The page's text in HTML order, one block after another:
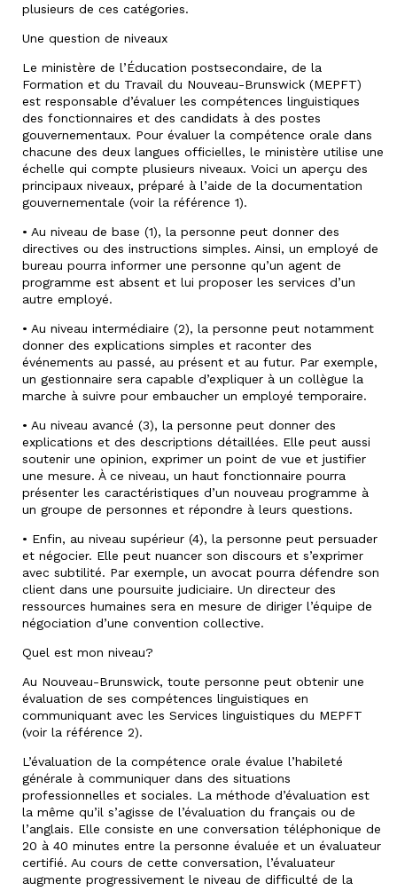
plusieurs de ces catégories.
Une question de niveaux
Le ministère de l’Éducation postsecondaire, de la
Formation et du Travail du Nouveau-Brunswick (MEPFT)
est responsable d’évaluer les compétences linguistiques
des fonctionnaires et des candidats à des postes
gouvernementaux. Pour évaluer la compétence orale dans
chacune des deux langues officielles, le ministère utilise une
échelle qui compte plusieurs niveaux. Voici un aperçu des
principaux niveaux, préparé à l’aide de la documentation
gouvernementale (voir la référence 1).
• Au niveau de base (1), la personne peut donner des
directives ou des instructions simples. Ainsi, un employé de
bureau pourra informer une personne qu’un agent de
programme est absent et lui proposer les services d’un
autre employé.
• Au niveau intermédiaire (2), la personne peut notamment
donner des explications simples et raconter des
événements au passé, au présent et au futur. Par exemple,
un gestionnaire sera capable d’expliquer à un collègue la
marche à suivre pour embaucher un employé temporaire.
• Au niveau avancé (3), la personne peut donner des
explications et des descriptions détaillées. Elle peut aussi
soutenir une opinion, exprimer un point de vue et justifier
une mesure. À ce niveau, un haut fonctionnaire pourra
présenter les caractéristiques d’un nouveau programme à
un groupe de personnes et répondre à leurs questions.
• Enfin, au niveau supérieur (4), la personne peut persuader
et négocier. Elle peut nuancer son discours et s’exprimer
avec subtilité. Par exemple, un avocat pourra défendre son
client dans une poursuite judiciaire. Un directeur des
ressources humaines sera en mesure de diriger l’équipe de
négociation d’une convention collective.
Quel est mon niveau?
Au Nouveau-Brunswick, toute personne peut obtenir une
évaluation de ses compétences linguistiques en
communiquant avec les Services linguistiques du MEPFT
(voir la référence 2).
L’évaluation de la compétence orale évalue l’habileté
générale à communiquer dans des situations
professionnelles et sociales. La méthode d’évaluation est
la même qu’il s’agisse de l’évaluation du français ou de
l’anglais. Elle consiste en une conversation téléphonique de
20 à 40 minutes entre la personne évaluée et un évaluateur
certifié. Au cours de cette conversation, l’évaluateur
augmente progressivement le niveau de difficulté de la